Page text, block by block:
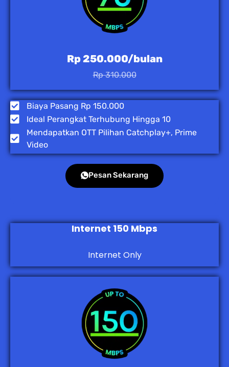
Rp 250.000/bulan
Rp 310.000
Biaya Pasang Rp 150.000
Ideal Perangkat Terhubung Hingga 10
Mendapatkan OTT Pilihan Catchplay+, Prime
Video
Pesan Sekarang
Internet 150 Mbps
Internet Only